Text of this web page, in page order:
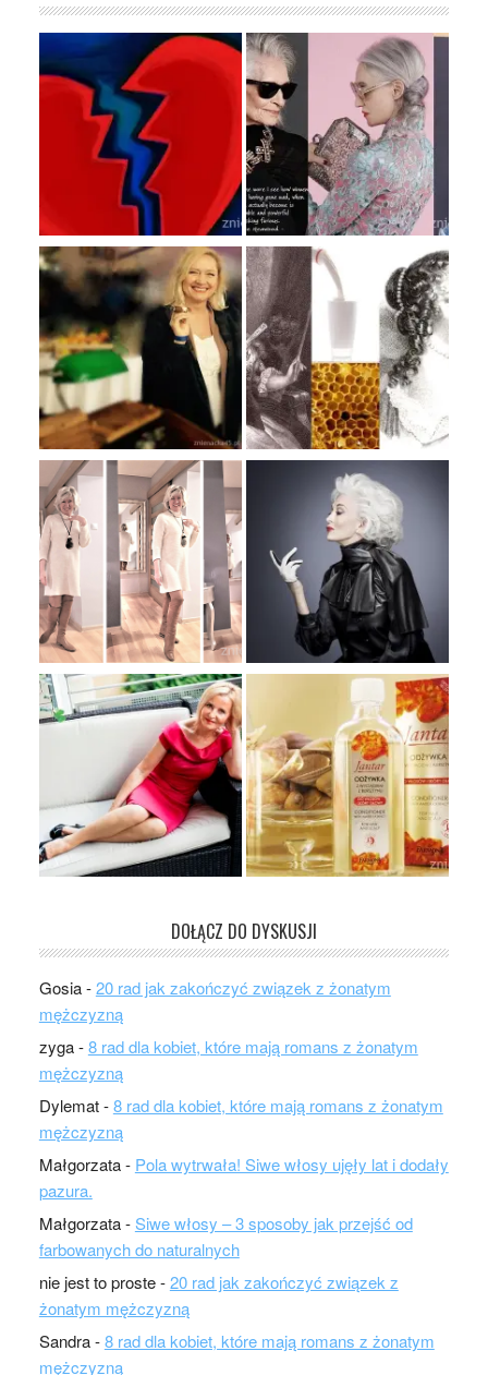
DOŁĄCZ DO DYSKUSJI
Gosia-20 rad jak zakończyć związek z żonatym
mężczyzną
zyga-8 rad dla kobiet, które mają romans z żonatym
mężczyzną
Dylemat-8 rad dla kobiet, które mają romans z żonatym
mężczyzną
Małgorzata- Pola wytrwała! Siwe włosy ujęły lat i dodały
pazura.
Małgorzata-Siwe włosy – 3 sposoby jak przejść od
farbowanych do naturalnych
nie jest to proste-20 rad jak zakończyć związek z
żonatym mężczyzną
Sandra-8 rad dla kobiet, które mają romans z żonatym
mężczyzną